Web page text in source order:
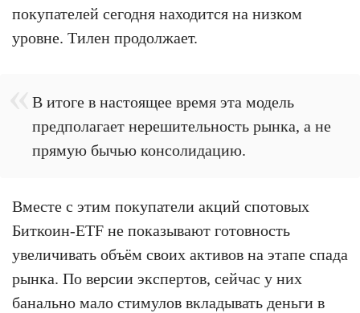
покупателей сегодня находится на низком
уровне. Тилен продолжает.
В итоге в настоящее время эта модель
предполагает нерешительность рынка, а не
прямую бычью консолидацию.
Вместе с этим покупатели акций спотовых
Биткоин-ETF не показывают готовность
увеличивать объём своих активов на этапе спада
рынка. По версии экспертов, сейчас у них
банально мало стимулов вкладывать деньги в